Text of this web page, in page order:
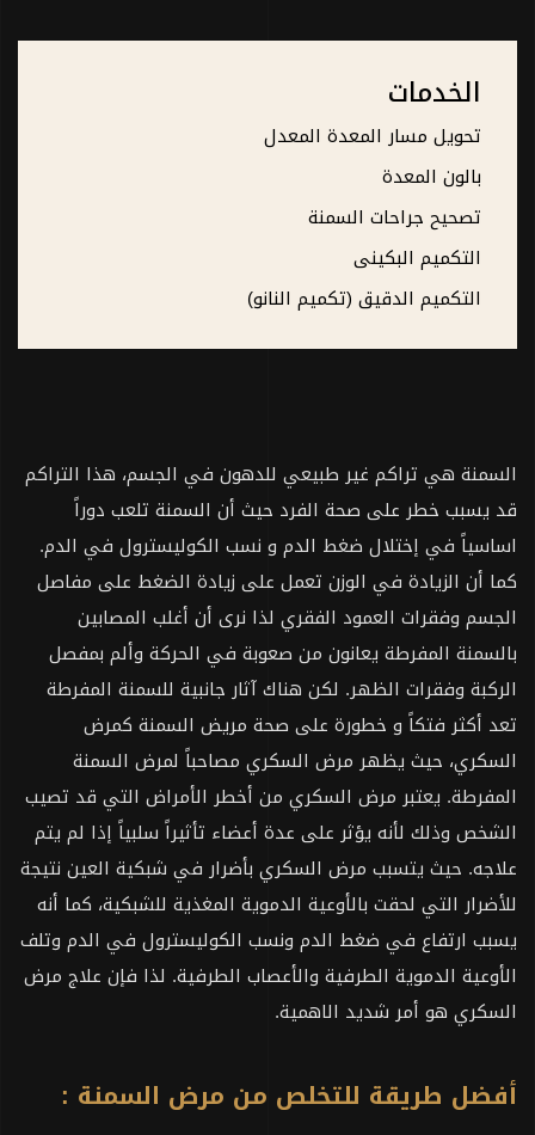
الخدمات
تحويل مسار المعدة المعدل
بالون المعدة
تصحيح جراحات السمنة
التكميم البكينى
التكميم الدقيق (تكميم النانو)
السمنة هي تراكم غير طبيعي للدهون في الجسم، هذا التراكم
قد يسبب خطر على صحة الفرد حيث أن السمنة تلعب دوراً
اساسياً في إختلال ضغط الدم و نسب الكوليسترول في الدم.
كما أن الزيادة في الوزن تعمل على زيادة الضغط على مفاصل
الجسم وفقرات العمود الفقري لذا نرى أن أغلب المصابين
بالسمنة المفرطة يعانون من صعوبة في الحركة وألم بمفصل
الركبة وفقرات الظهر. لكن هناك آثار جانبية للسمنة المفرطة
تعد أكثر فتكاً و خطورة على صحة مريض السمنة كمرض
السكري، حيث يظهر مرض السكري مصاحباً لمرض السمنة
المفرطة. يعتبر مرض السكري من أخطر الأمراض التي قد تصيب
الشخص وذلك لأنه يؤثر على عدة أعضاء تأثيراً سلبياً إذا لم يتم
علاجه. حيث يتسبب مرض السكري بأضرار في شبكية العين نتيجة
للأضرار التي لحقت بالأوعية الدموية المغذية للشبكية، كما أنه
يسبب ارتفاع في ضغط الدم ونسب الكوليسترول في الدم وتلف
الأوعية الدموية الطرفية والأعصاب الطرفية. لذا فإن علاج مرض
السكري هو أمر شديد الاهمية.
أفضل طريقة للتخلص من مرض السمنة :